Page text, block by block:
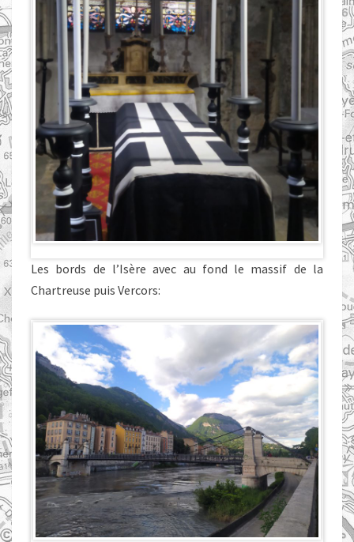
Les bords de l’Isère avec au fond le massif de la
Chartreuse puis Vercors: